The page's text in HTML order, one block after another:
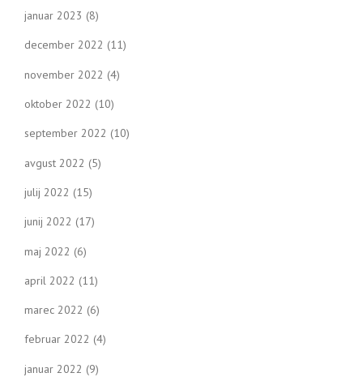
januar 2023 (8)
december 2022 (11)
november 2022 (4)
oktober 2022 (10)
september 2022 (10)
avgust 2022 (5)
julij 2022 (15)
junij 2022 (17)
maj 2022 (6)
april 2022 (11)
marec 2022 (6)
februar 2022 (4)
januar 2022 (9)